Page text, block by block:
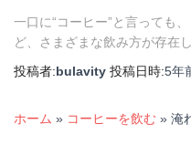
一口に“コーヒー”と言っても
ど、さまざまな飲み方が存在
投稿者:bulavity 投稿日時:5年
ホーム » コーヒーを飲む » 淹